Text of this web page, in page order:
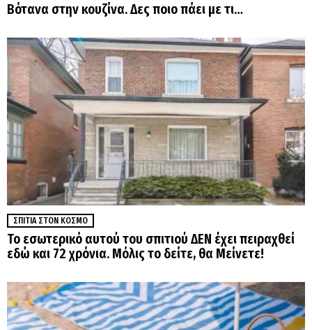
Βότανα στην κουζίνα. Δες ποιο πάει με τι…
ΣΠΊΤΙΑ ΣΤΟΝ ΚΌΣΜΟ
Το εσωτερικό αυτού του σπιτιού ΔΕΝ έχει πειραχθεί
εδώ και 72 χρόνια. Μόλις το δείτε, θα Μείνετε!